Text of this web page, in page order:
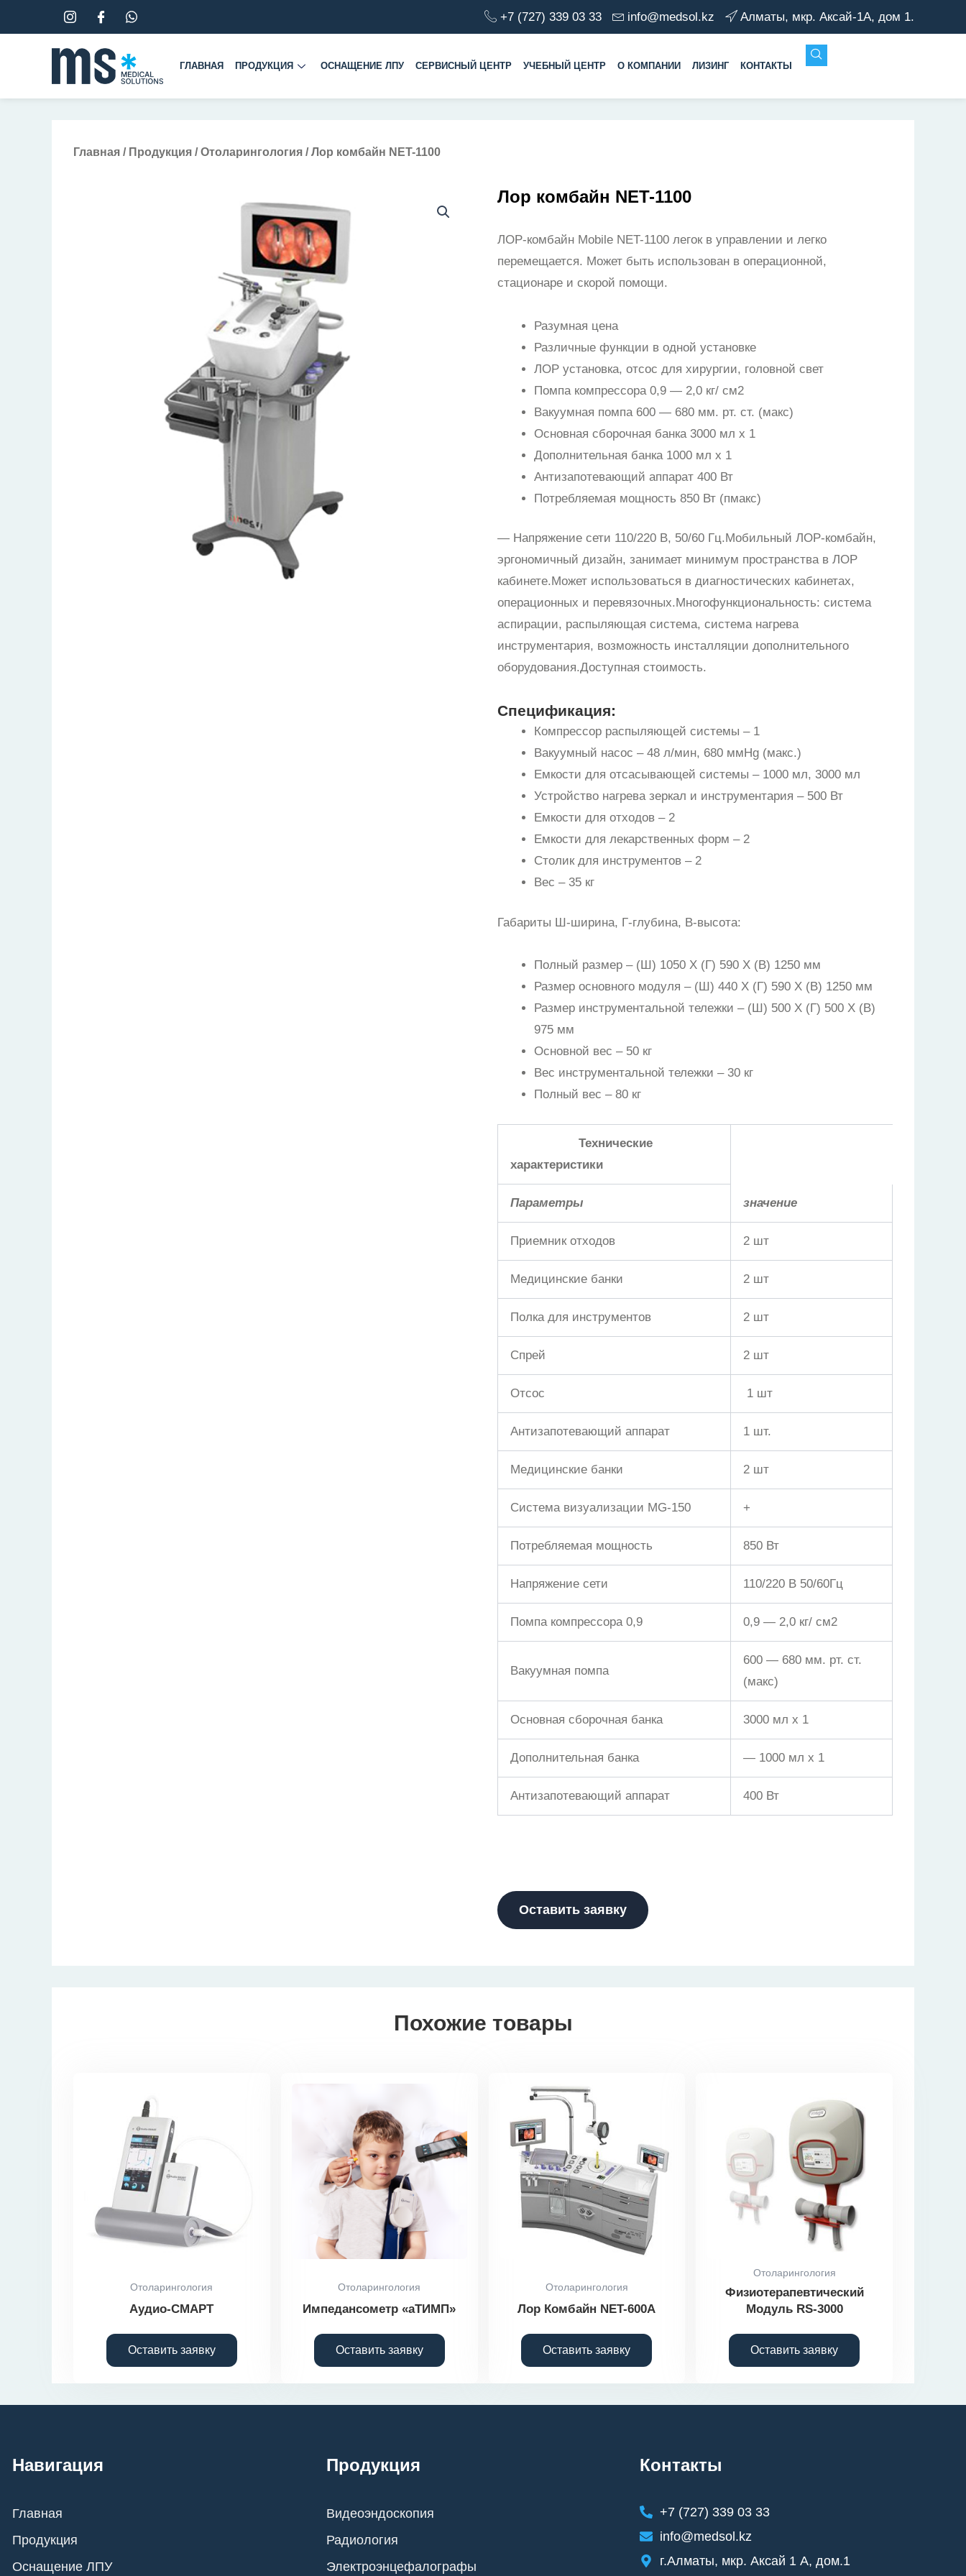
к
содержимому
+7 (727) 339 03 33 info@medsol.kz Алматы, мкр. Аксай-1А, дом 1.
ГЛАВНАЯ ПРОДУКЦИЯ ОСНАЩЕНИЕ ЛПУ СЕРВИСНЫЙ ЦЕНТР УЧЕБНЫЙ ЦЕНТР О КОМПАНИИ ЛИЗИНГ КОНТАКТЫ
Главная / Продукция /Отоларингология / Лор комбайн NET-1100
Лор комбайн NET-1100
ЛОР-комбайн Mobile NET-1100 легок в управлении и легко
перемещается. Может быть использован в операционной,
стационаре и скорой помощи.
Разумная цена
Различные функции в одной установке
ЛОР установка, отсос для хирургии, головной свет
Помпа компрессора 0,9 — 2,0 кг/ см2
Вакуумная помпа 600 — 680 мм. рт. ст. (макс)
Основная сборочная банка 3000 мл х 1
Дополнительная банка 1000 мл х 1
Антизапотевающий аппарат 400 Вт
Потребляемая мощность 850 Вт (пмакс)
— Напряжение сети 110/220 В, 50/60 Гц.Мобильный ЛОР-комбайн,
эргономичный дизайн, занимает минимум пространства в ЛОР
кабинете.Может использоваться в диагностических кабинетах,
операционных и перевязочных.Многофункциональность: система
аспирации, распыляющая система, система нагрева
инструментария, возможность инсталляции дополнительного
оборудования.Доступная стоимость.
Спецификация:
Компрессор распыляющей системы – 1
Вакуумный насос – 48 л/мин, 680 ммHg (макс.)
Емкости для отсасывающей системы – 1000 мл, 3000 мл
Устройство нагрева зеркал и инструментария – 500 Вт
Емкости для отходов – 2
Емкости для лекарственных форм – 2
Столик для инструментов – 2
Вес – 35 кг
Габариты Ш-ширина, Г-глубина, В-высота:
Полный размер – (Ш) 1050 X (Г) 590 X (В) 1250 мм
Размер основного модуля – (Ш) 440 X (Г) 590 X (В) 1250 мм
Размер инструментальной тележки – (Ш) 500 X (Г) 500 X (В)
975 мм
Основной вес – 50 кг
Вес инструментальной тележки – 30 кг
Полный вес – 80 кг
Технические
характеристики
Параметры значение
Приемник отходов 2 шт
Медицинские банки 2 шт
Полка для инструментов 2 шт
Спрей 2 шт
Отсос 1 шт
Антизапотевающий аппарат 1 шт.
Медицинские банки 2 шт
Система визуализации MG-150 +
Потребляемая мощность 850 Вт
Напряжение сети 110/220 В 50/60Гц
Помпа компрессора 0,9 0,9 — 2,0 кг/ см2
Вакуумная помпа
600 — 680 мм. рт. ст.
(макс)
Основная сборочная банка 3000 мл х 1
Дополнительная банка — 1000 мл х 1
Антизапотевающий аппарат 400 Вт
Оставить заявку
Похожие товары
Отоларингология
Аудио-СМАРТ
Оставить заявку
Отоларингология
Импедансометр «аТИМП»
Оставить заявку
Отоларингология
Лор Комбайн NET-600A
Оставить заявку
Отоларингология
Физиотерапевтический
Модуль RS-3000
Оставить заявку
Навигация
Главная
Продукция
Оснащение ЛПУ
Продукция
Видеоэндоскопия
Радиология
Электроэнцефалографы
Контакты
+7 (727) 339 03 33
info@medsol.kz
г.Алматы, мкр. Аксай 1 А, дом.1